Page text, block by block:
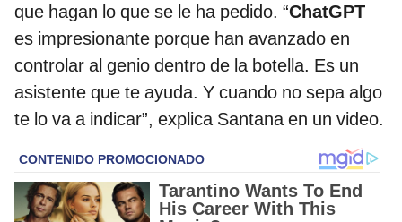
que hagan lo que se le ha pedido. “ChatGPT
es impresionante porque han avanzado en
controlar al genio dentro de la botella. Es un
asistente que te ayuda. Y cuando no sepa algo
te lo va a indicar”, explica Santana en un video.